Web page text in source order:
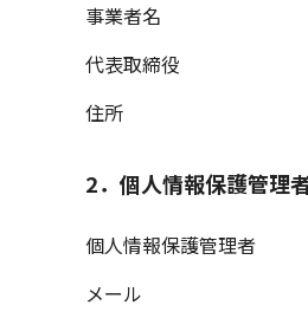
事業者名
代表取締役
住所
2． 個人情報保護管理
個人情報保護管理者
メール